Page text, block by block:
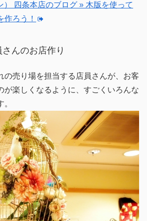
） 四条本店のブログ » 木版を使って
作ろう！
んのお店作り
の売り場を担当する店員さんが、お客
が楽しくなるように、すごくいろんな